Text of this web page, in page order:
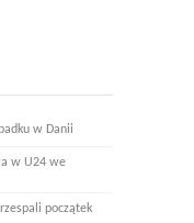
w Danii
w U24 we
początek